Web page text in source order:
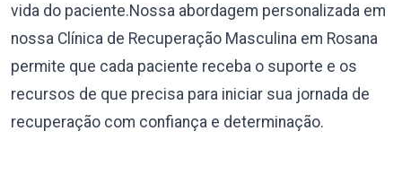
vida do paciente.Nossa abordagem personalizada em
nossa Clínica de Recuperação Masculina em Rosana
permite que cada paciente receba o suporte e os
recursos de que precisa para iniciar sua jornada de
recuperação com confiança e determinação.